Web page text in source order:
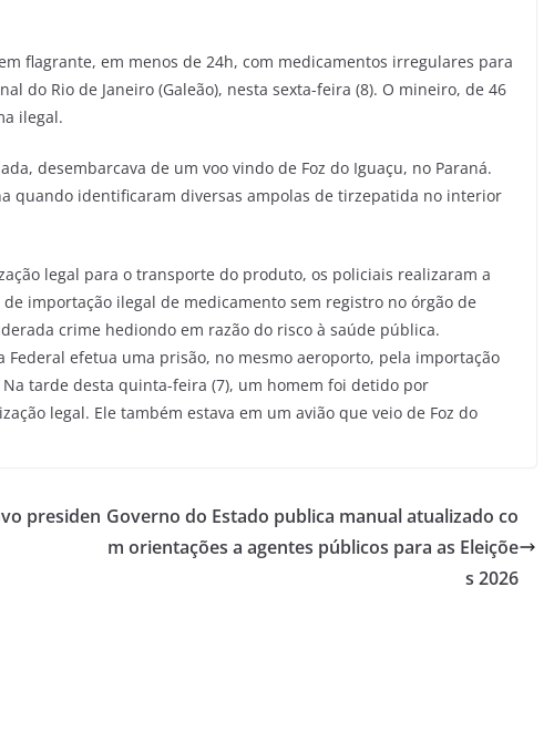
flagrante, em menos de 24h, com medicamentos irregulares para
do Rio de Janeiro (Galeão), nesta sexta-feira (8). O mineiro, de 46
ilegal.
desembarcava de um voo vindo de Foz do Iguaçu, no Paraná.
quando identificaram diversas ampolas de tirzepatida no interior
legal para o transporte do produto, os policiais realizaram a
importação ilegal de medicamento sem registro no órgão de
crime hediondo em razão do risco à saúde pública.
Federal efetua uma prisão, no mesmo aeroporto, pela importação
tarde desta quinta-feira (7), um homem foi detido por
legal. Ele também estava em um avião que veio de Foz do
presiden Governo do Estado publica manual atualizado co
m orientações a agentes públicos para as Eleiçõe
s 2026